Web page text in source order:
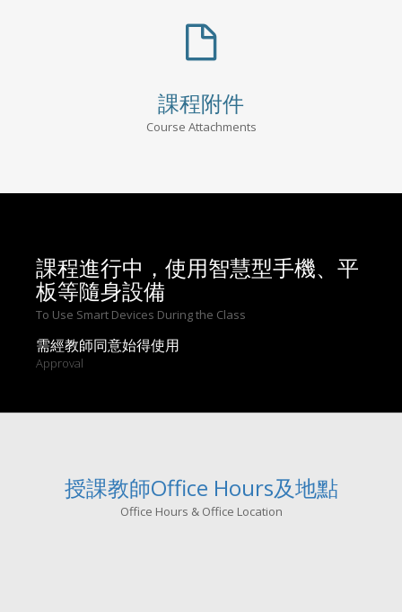
課程附件
Course Attachments
課程進行中，使用智慧型手機、平
板等隨身設備
To Use Smart Devices During the Class
需經教師同意始得使用
Approval
授課教師Office Hours及地點
Office Hours & Office Location